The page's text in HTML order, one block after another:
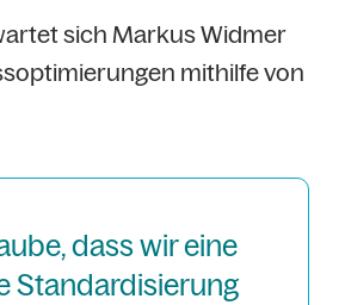
sich Markus Widmer
mithilfe von
dass wir eine
Standardisierung